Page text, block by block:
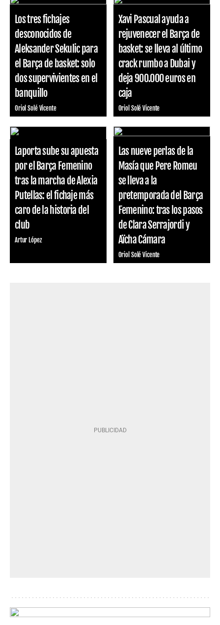
Los tres fichajes
desconocidos de
Aleksander Sekulic para
el Barça de basket: solo
dos supervivientes en el
banquillo
Oriol Solé Vicente
Xavi Pascual ayuda a
rejuvenecer el Barça de
basket: se lleva al último
crack rumbo a Dubai y
deja 900.000 euros en
caja
Oriol Solé Vicente
Laporta sube su apuesta
por el Barça Femenino
tras la marcha de Alexia
Putellas: el fichaje más
caro de la historia del
club
Artur López
Las nueve perlas de la
Masía que Pere Romeu
se lleva a la
pretemporada del Barça
Femenino: tras los pasos
de Clara Serrajordi y
Aïcha Cámara
Oriol Solé Vicente